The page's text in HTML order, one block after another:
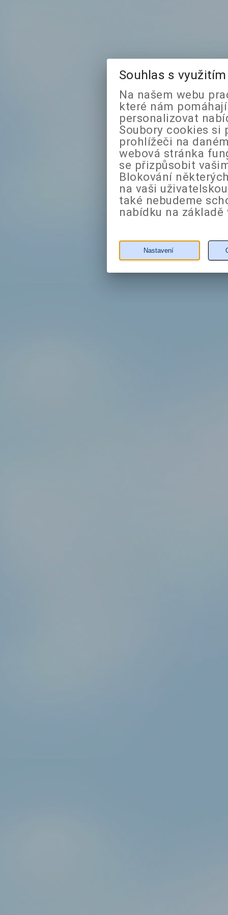
Souhlas s
Na našem webu
které nám
personalizovat
Soubory cookies si
prohlížeči na
webová stránka
se přizpůsobit
Blokování
na vaši
také nebudeme
nabídku na
Nastavení